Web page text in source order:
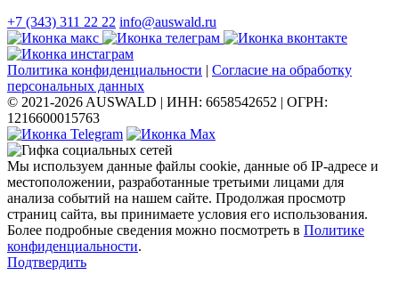
+7 (343) 311 22 22 info@auswald.ru
Политика конфиденциальности | Согласие на обработку
персональных данных
© 2021-2026 AUSWALD | ИНН: 6658542652 | ОГРН:
1216600015763
Мы используем данные файлы cookie, данные об IP-адресе и
местоположении, разработанные третьими лицами для
анализа событий на нашем сайте. Продолжая просмотр
страниц сайта, вы принимаете условия его использования.
Более подробные сведения можно посмотреть в Политике
конфиденциальности.
Подтвердить